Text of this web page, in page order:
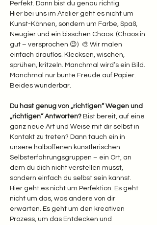
Perfekt. Dann bist du genau richtig.
Hier bei uns im Atelier geht es nicht um
Kunst-Können, sondern um Farbe, Spaß,
Neugier und ein bisschen Chaos. (Chaos in
gut – versprochen 😉)  🎨 Wir malen
einfach drauflos. Klecksen, wischen,
sprühen, kritzeln. Manchmal wird’s ein Bild.
Manchmal nur bunte Freude auf Papier.
Beides wunderbar.
Du hast genug von „richtigen“ Wegen und
„richtigen“ Antworten? Bist bereit, auf eine
ganz neue Art und Weise mit dir selbst in
Kontakt zu treten? Dann tauch ein in
unsere halboffenen künstlerischen
Selbsterfahrungsgruppen – ein Ort, an
dem du dich nicht verstellen musst,
sondern einfach du selbst sein kannst.
Hier geht es nicht um Perfektion. Es geht
nicht um das, was andere von dir
erwarten. Es geht um den kreativen
Prozess, um das Entdecken und